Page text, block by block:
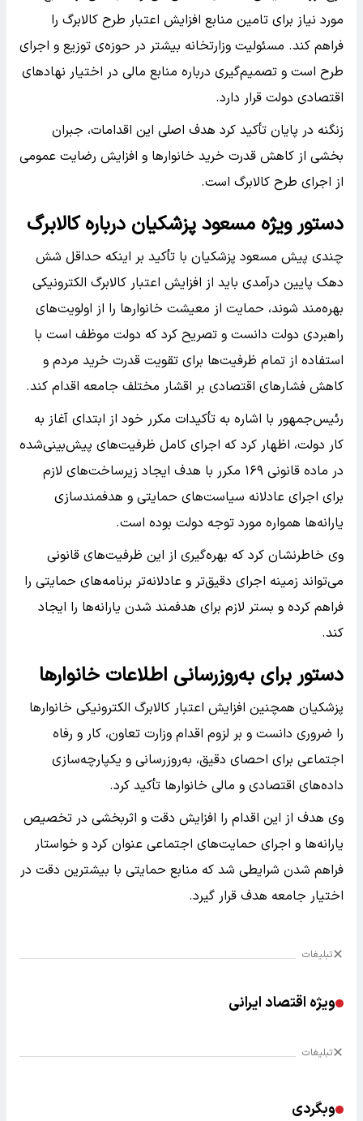
مورد نیاز برای تامین منابع افزایش اعتبار طرح کالابرگ را
فراهم کند. مسئولیت وزارتخانه بیشتر در حوزه‌ی توزیع و اجرای
طرح است و تصمیم‌گیری درباره منابع مالی در اختیار نهادهای
اقتصادی دولت قرار دارد.
زنگنه در پایان تأکید کرد هدف اصلی این اقدامات، جبران
بخشی از کاهش قدرت خرید خانوارها و افزایش رضایت عمومی
از اجرای طرح کالابرگ است.
دستور ویژه مسعود پزشکیان درباره کالابرگ
چندی پیش مسعود پزشکیان با تأکید بر اینکه حداقل شش
دهک پایین درآمدی باید از افزایش اعتبار کالابرگ الکترونیکی
بهره‌مند شوند، حمایت از معیشت خانوارها را از اولویت‌های
راهبردی دولت دانست و تصریح کرد که دولت موظف است با
استفاده از تمام ظرفیت‌ها برای تقویت قدرت خرید مردم و
کاهش فشارهای اقتصادی بر اقشار مختلف جامعه اقدام کند.
رئیس‌جمهور با اشاره به تأکیدات مکرر خود از ابتدای آغاز به
کار دولت، اظهار کرد که اجرای کامل ظرفیت‌های پیش‌بینی‌شده
در ماده قانونی ۱۶۹ مکرر با هدف ایجاد زیرساخت‌های لازم
برای اجرای عادلانه سیاست‌های حمایتی و هدفمندسازی
یارانه‌ها همواره مورد توجه دولت بوده است.
وی خاطرنشان کرد که بهره‌گیری از این ظرفیت‌های قانونی
می‌تواند زمینه اجرای دقیق‌تر و عادلانه‌تر برنامه‌های حمایتی را
فراهم کرده و بستر لازم برای هدفمند شدن یارانه‌ها را ایجاد
کند.
دستور برای به‌روزرسانی اطلاعات خانوارها
پزشکیان همچنین افزایش اعتبار کالابرگ الکترونیکی خانوارها
را ضروری دانست و بر لزوم اقدام وزارت تعاون، کار و رفاه
اجتماعی برای احصای دقیق، به‌روزرسانی و یکپارچه‌سازی
داده‌های اقتصادی و مالی خانوارها تأکید کرد.
وی هدف از این اقدام را افزایش دقت و اثربخشی در تخصیص
یارانه‌ها و اجرای حمایت‌های اجتماعی عنوان کرد و خواستار
فراهم شدن شرایطی شد که منابع حمایتی با بیشترین دقت در
اختیار جامعه هدف قرار گیرد.
تبلیغات
ویژه اقتصاد ایرانی
تبلیغات
وبگردی